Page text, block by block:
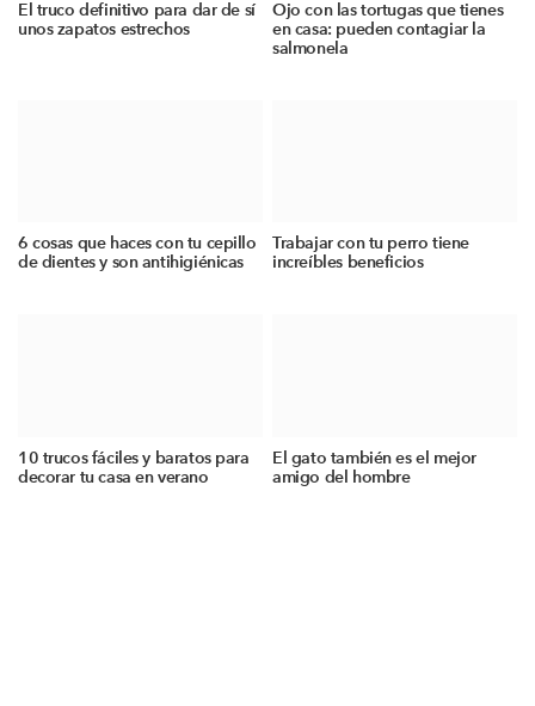
El truco definitivo para dar de sí
unos zapatos estrechos
Ojo con las tortugas que tienes
en casa: pueden contagiar la
salmonela
6 cosas que haces con tu cepillo
de dientes y son antihigiénicas
Trabajar con tu perro tiene
increíbles beneficios
10 trucos fáciles y baratos para
decorar tu casa en verano
El gato también es el mejor
amigo del hombre